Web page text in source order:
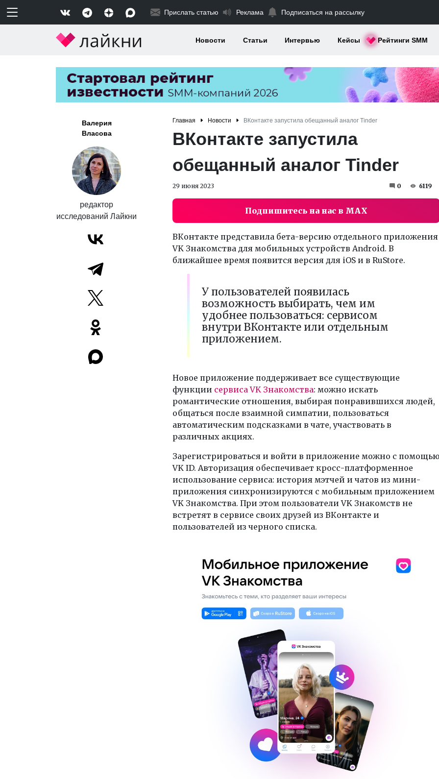
Прислать статью Реклама Подписаться на рассылку
Новости Статьи Интервью Кейсы Рейтинги SMM
Валерия
Власова
редактор
исследований Лайкни
Главная Новости ВКонтакте запустила обещанный аналог Tinder
ВКонтакте запустила
обещанный аналог Tinder
29 июня 2023 0 6119
Подпишитесь на нас в MAX
ВКонтакте представила бета-версию отдельного приложения
VK Знакомства для мобильных устройств Android. В
ближайшее время появится версия для iOS и в RuStore.
У пользователей появилась
возможность выбирать, чем им
удобнее пользоваться: сервисом
внутри ВКонтакте или отдельным
приложением.
Новое приложение поддерживает все существующие
функции сервиса VK Знакомства: можно искать
романтические отношения, выбирая понравившихся людей,
общаться после взаимной симпатии, пользоваться
автоматическим подсказками в чате, участвовать в
различных акциях.
Зарегистрироваться и войти в приложение можно с помощью
VK ID. Авторизация обеспечивает кросс-платформенное
использование сервиса: история мэтчей и чатов из мини-
приложения синхронизируются с мобильным приложением
VK Знакомства. При этом пользователи VK Знакомств не
встретят в сервисе своих друзей из ВКонтакте и
пользователей из черного списка.